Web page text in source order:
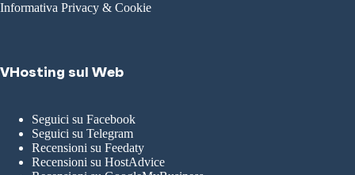
Informativa Privacy & Cookie
VHosting sul Web
Seguici su Facebook
Seguici su Telegram
Recensioni su Feedaty
Recensioni su HostAdvice